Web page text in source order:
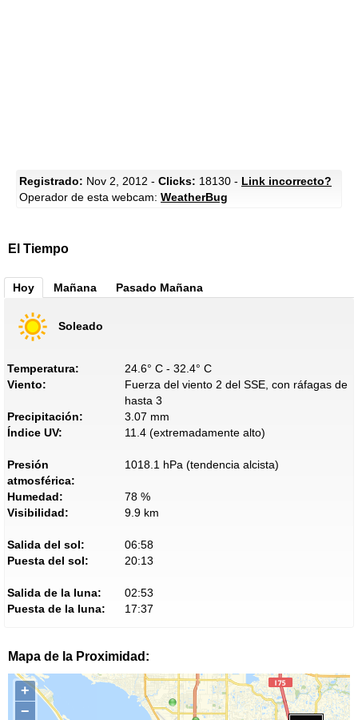
Registrado: Nov 2, 2012 - Clicks: 18130 - Link incorrecto?
Operador de esta webcam: WeatherBug
El Tiempo
Hoy Mañana Pasado Mañana
Soleado
Temperatura:
24.6° C - 32.4° C
Viento:
Fuerza del viento 2 del SSE, con ráfagas de
hasta 3
Precipitación:
3.07 mm
Índice UV:
11.4 (extremadamente alto)
Presión
atmosférica:
1018.1 hPa (tendencia alcista)
Humedad:
78 %
Visibilidad:
9.9 km
Salida del sol:
06:58
Puesta del sol:
20:13
Salida de la luna:
02:53
Puesta de la luna:
17:37
Mapa de la Proximidad:
+
−